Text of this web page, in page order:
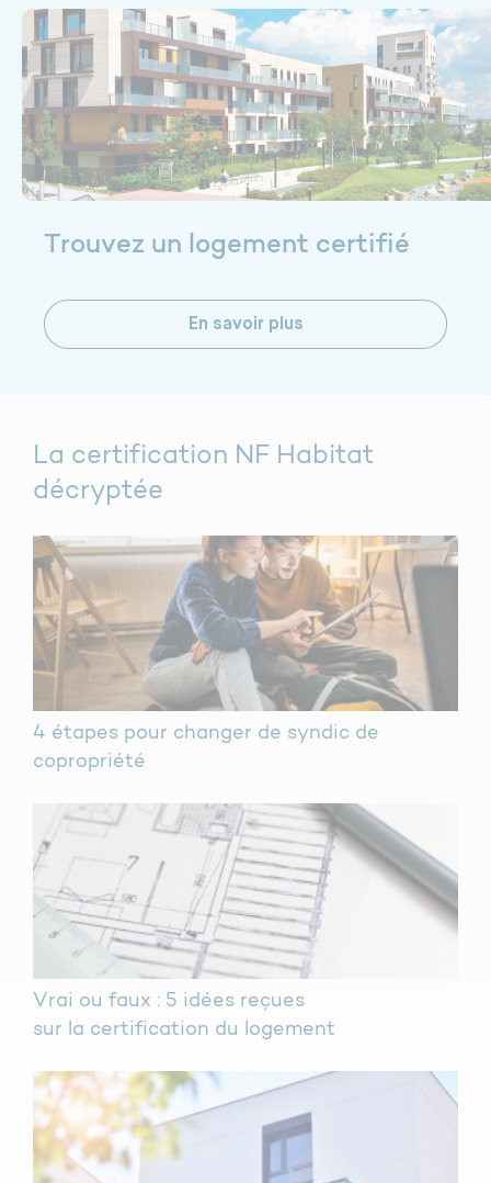
Trouvez un logement certifié
En savoir plus
La certification NF Habitat
décryptée
4 étapes pour changer de syndic de
copropriété
Vrai ou faux : 5 idées reçues
sur la certification du logement